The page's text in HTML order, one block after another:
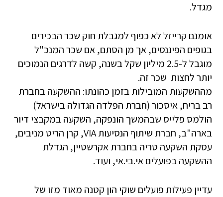
מגדל.
אומנם קרייזל לא כפוף למגבלת חוק שכר הבכירים
בגופים הפיננסים, אך מן הסתם, אם שכר המנכ"ל
מוגבל ל-2.5 מיליון שקל בשנה, קשה לדרגים הנמוכים
יותר לחצות שכר זה.
מההשקעות המובילות בזמן כהונתו: ההשקעה בחברת
רב בריח, איסכור (חברת הפלדה הגדולה בישראל)
הולמס פלייס שבהמשך הונפקה, השקעה במקבצי דיור
בארה"ב, חברת שיתוף הנסיעות VIA, קרן הריט מניבים,
עסקת השקעה טריה בחברת אקרשטיין, הגדלת
ההשקעה בפועלים אי.בי.אי, ועוד.
עדיין פעילות פועלים שוקי הון קטנה מאוד מזו של